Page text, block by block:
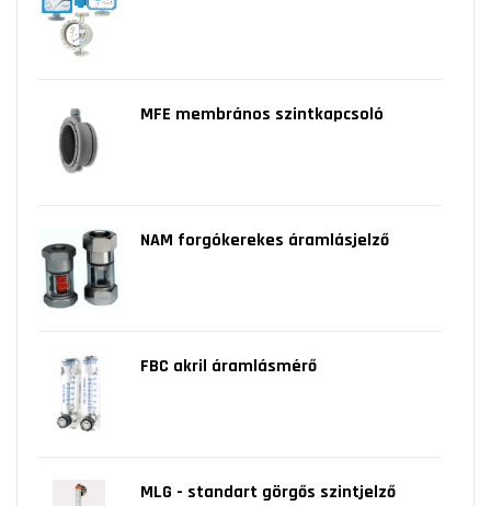
MFE membrános szintkapcsoló
NAM forgókerekes áramlásjelző
FBC akril áramlásmérő
MLG - standart görgős szintjelző